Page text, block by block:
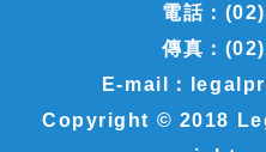
電話：
傳真：
E-mail：
Copyright © 2018